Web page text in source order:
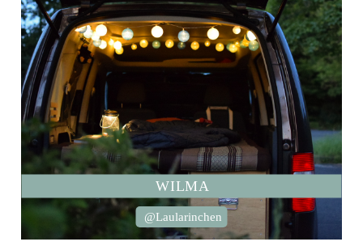
WILMA
@Laularinchen